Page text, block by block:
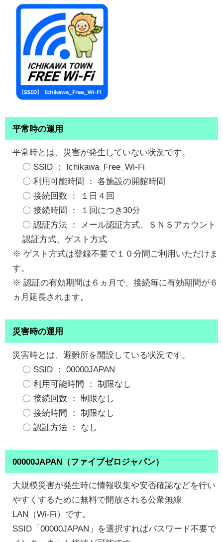
平常時の運用
平常時とは、災害が発生していない状況です。
〇 SSID ： Ichikawa_Free_Wi-Fi
〇 利用可能時間 ： 各施設の開館時間
〇 接続回数 ： １日４回
〇 接続時間 ： １回につき30分
〇 認証方法 ： メール認証方式、ＳＮＳアカウント
認証方式、ゲスト方式
※ ゲスト方式は登録不要で１０分間ご利用いただけま
す。
※ 認証の有効期間は６ヵ月で、接続毎に有効期間が６
ヵ月延長されます。
災害時の運用
災害時とは、避難所を開設している状況です。
〇 SSID ： 00000JAPAN
〇 利用可能時間 ： 制限なし
〇 接続回数 ： 制限なし
〇 接続時間 ： 制限なし
〇 認証方法 ： なし
00000JAPAN（ファイブゼロジャパン）
大規模災害が発生時に情報収集や安否確認などを行い
やすくするために無料で開放される公衆無線
LAN（Wi-Fi）です。
SSID「00000JAPAN」を選択すればパスワード不要で